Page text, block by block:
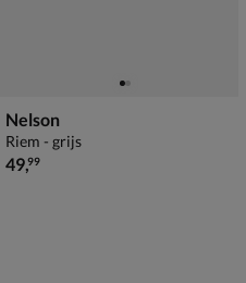
Nelson
Riem - grijs
€ 49,99
49,99